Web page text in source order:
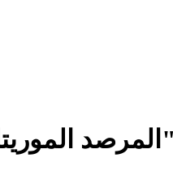
المرصد الموريتاني لحقوق الإنسان يندد بسجن نائبتين ويطالب بإلغاء "قانون الرموز"